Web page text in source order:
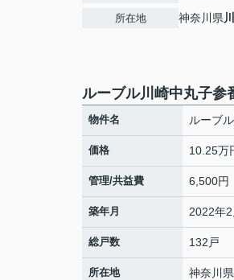
所在地 神奈川県
ルーブル川崎中丸子参
物件名 ルーブ
価格 10.25万
管理/共益費 6,500円
築年月 2022年2
総戸数 132戸
所在地 神奈川県